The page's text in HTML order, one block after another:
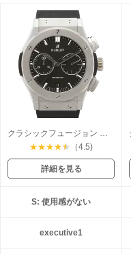
クラシックフュージョン クロノグラフ チタニウム
★★★★★ （4.5)
詳細を見る
S: 使用感がない
executive1